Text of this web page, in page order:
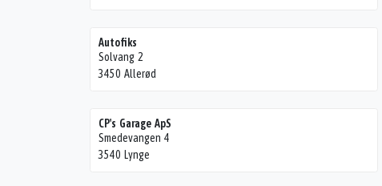
Autofiks
Solvang 2
3450 Allerød
CP's Garage ApS
Smedevangen 4
3540 Lynge